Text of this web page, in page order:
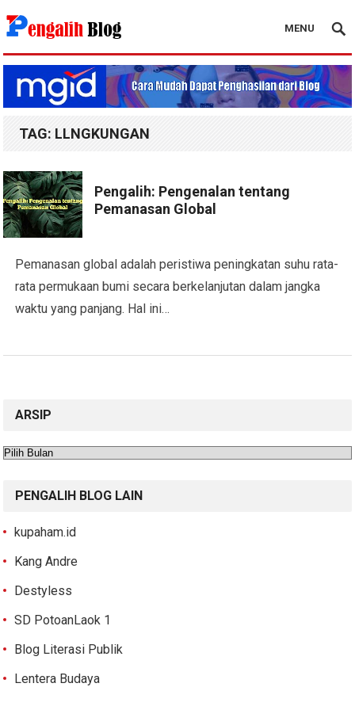
Pengalih Blog
MENU
TAG: LLNGKUNGAN
Pengalih: Pengenalan tentang
Pemanasan Global
Pemanasan global adalah peristiwa peningkatan suhu rata-
rata permukaan bumi secara berkelanjutan dalam jangka
waktu yang panjang. Hal ini…
ARSIP
Arsip
PENGALIH BLOG LAIN
kupaham.id
Kang Andre
Destyless
SD PotoanLaok 1
Blog Literasi Publik
Lentera Budaya